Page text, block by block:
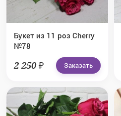
Букет из 11 роз Cherry
№78
2 250 ₽ Заказать